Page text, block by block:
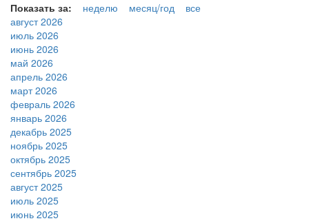
Показать за: неделю месяц/год
все
август 2026
июль 2026
июнь 2026
май 2026
апрель 2026
март 2026
февраль 2026
январь 2026
декабрь 2025
ноябрь 2025
октябрь 2025
сентябрь 2025
август 2025
июль 2025
июнь 2025